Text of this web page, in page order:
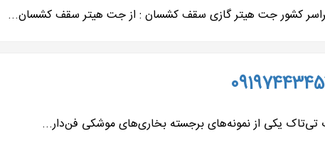
سراسر کشور جت هیتر گازی سقف کشسان : از جت هیتر سقف کشسان...